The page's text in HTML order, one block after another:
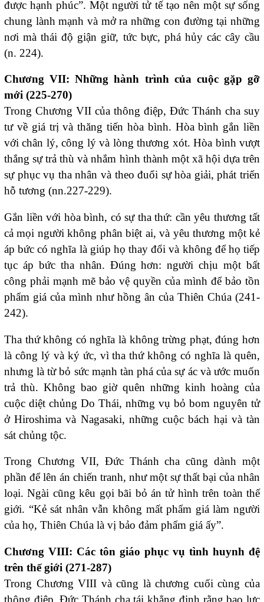
được hạnh phúc”. Một người tử tế tạo nên một sự sống
chung lành mạnh và mở ra những con đường tại những
nơi mà thái độ giận giữ, tức bực, phá hủy các cây cầu
(n. 224).
Chương VII: Những hành trình của cuộc gặp gỡ
mới (225-270)
Trong Chương VII của thông điệp, Đức Thánh cha suy
tư về giá trị và thăng tiến hòa bình. Hòa bình gắn liền
với chân lý, công lý và lòng thương xót. Hòa bình vượt
thắng sự trả thù và nhắm hình thành một xã hội dựa trên
sự phục vụ tha nhân và theo đuổi sự hòa giải, phát triển
hỗ tương (nn.227-229).
Gắn liền với hòa bình, có sự tha thứ: cần yêu thương tất
cả mọi người không phân biệt ai, và yêu thương một kẻ
áp bức có nghĩa là giúp họ thay đổi và không để họ tiếp
tục áp bức tha nhân. Đúng hơn: người chịu một bất
công phải mạnh mẽ bảo vệ quyền của mình để bảo tồn
phẩm giá của mình như hồng ân của Thiên Chúa (241-
242).
Tha thứ không có nghĩa là không trừng phạt, đúng hơn
là công lý và ký ức, vì tha thứ không có nghĩa là quên,
nhưng là từ bỏ sức mạnh tàn phá của sự ác và ước muốn
trả thù. Không bao giờ quên những kinh hoàng của
cuộc diệt chủng Do Thái, những vụ bỏ bom nguyên tử
ở Hiroshima và Nagasaki, những cuộc bách hại và tàn
sát chủng tộc.
Trong Chương VII, Đức Thánh cha cũng dành một
phần để lên án chiến tranh, như một sự thất bại của nhân
loại. Ngài cũng kêu gọi bãi bỏ án tử hình trên toàn thế
giới. “Kẻ sát nhân vẫn không mất phẩm giá làm người
của họ, Thiên Chúa là vị bảo đảm phẩm giá ấy”.
Chương VIII: Các tôn giáo phục vụ tình huynh đệ
trên thế giới (271-287)
Trong Chương VIII và cũng là chương cuối cùng của
thông điệp, Đức Thánh cha tái khẳng định rằng bạo lực